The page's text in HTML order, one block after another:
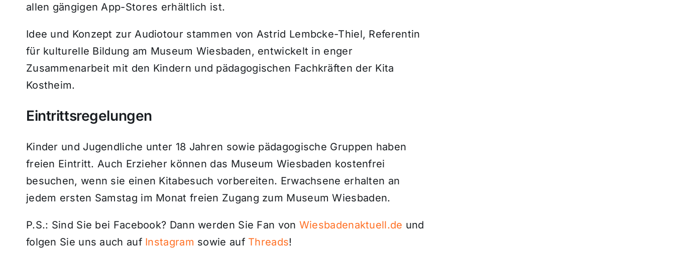
allen gängigen App-Stores erhältlich ist.
Idee und Konzept zur Audiotour stammen von Astrid Lembcke-Thiel, Referentin
für kulturelle Bildung am Museum Wiesbaden, entwickelt in enger
Zusammenarbeit mit den Kindern und pädagogischen Fachkräften der Kita
Kostheim.
Eintrittsregelungen
Kinder und Jugendliche unter 18 Jahren sowie pädagogische Gruppen haben
freien Eintritt. Auch Erzieher können das Museum Wiesbaden kostenfrei
besuchen, wenn sie einen Kitabesuch vorbereiten. Erwachsene erhalten an
jedem ersten Samstag im Monat freien Zugang zum Museum Wiesbaden.
P.S.: Sind Sie bei Facebook? Dann werden Sie Fan von Wiesbadenaktuell.de und
folgen Sie uns auch auf Instagram sowie auf Threads!